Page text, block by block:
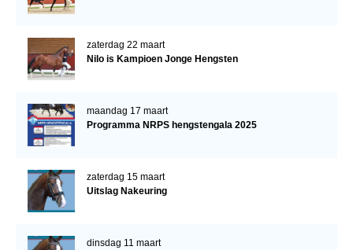
zaterdag 22 maart
Nilo is Kampioen Jonge Hengsten
maandag 17 maart
Programma NRPS hengstengala 2025
zaterdag 15 maart
Uitslag Nakeuring
dinsdag 11 maart